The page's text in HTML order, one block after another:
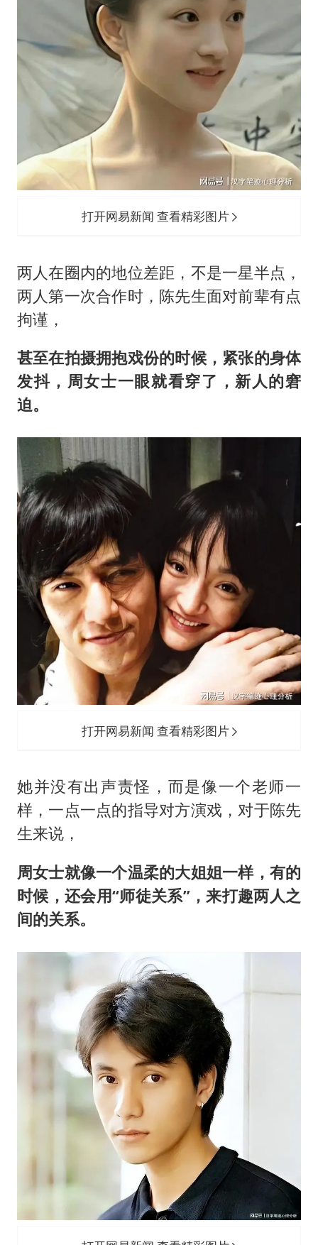
打开网易新闻 查看精彩图片
两人在圈内的地位差距，不是一星半点，
两人第一次合作时，陈先生面对前辈有点
拘谨，
甚至在拍摄拥抱戏份的时候，紧张的身体
发抖，周女士一眼就看穿了，新人的窘
迫。
打开网易新闻 查看精彩图片
她并没有出声责怪，而是像一个老师一
样，一点一点的指导对方演戏，对于陈先
生来说，
周女士就像一个温柔的大姐姐一样，有的
时候，还会用“师徒关系”，来打趣两人之
间的关系。